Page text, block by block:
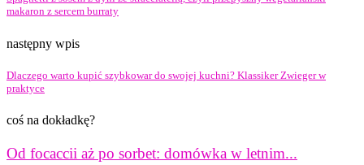
makaron z sercem burraty
następny wpis
Dlaczego warto kupić szybkowar do swojej kuchni? Klassiker Zwieger w
praktyce
coś na dokładkę?
Od focaccii aż po sorbet: domówka w letnim...